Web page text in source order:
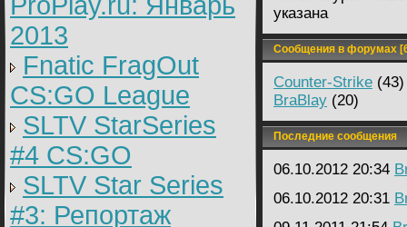
2013
Fnatic FragOut
CS:GO League
SLTV StarSeries
#4 CS:GO
SLTV Star Series
#3: Репортаж
указана
Сообщения в форумах
Counter-Strike (43)
BraBlay (20)
Последние сообщения
06.10.2012 20:34
06.10.2012 20:31